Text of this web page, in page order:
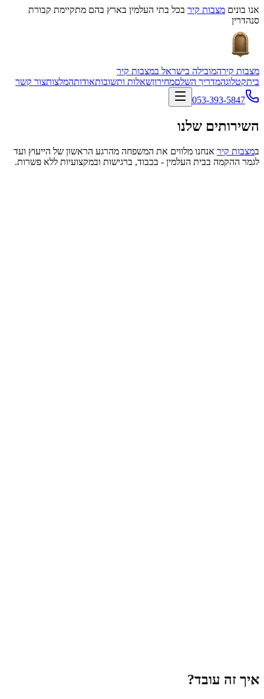
אנו בונים מצבות קיר בכל בתי העלמין בארץ בהם מתקיימת קבורת
סנהדרין
מצבות קירהמובילה בישראל במצבות קיר
ביתקטלוגהמדריך השלםמחירוןשאלות ותשובותאודותהמלצותצור קשר
053-393-5847
השירותים שלנו
במצבות קיר אנחנו מלווים את המשפחה מהרגע הראשון של הייעוץ ועד
לגמר ההקמה בבית העלמין - בכבוד, ברגישות ובמקצועיות ללא פשרות.
איך זה עובד?